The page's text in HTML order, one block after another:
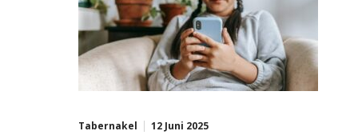
Tabernakel
12 Juni 2025